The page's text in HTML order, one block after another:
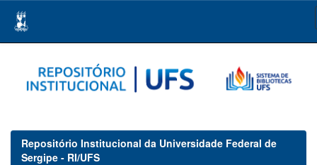
navigation
Repositório Institucional da Universidade Federal de
Sergipe - RI/UFS